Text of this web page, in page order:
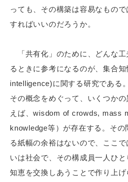
っても、その構築は容易なもの
すればいいのだろうか。
「共有化」のために、どんな工
るときに参考になるのが、集合
intelligence)に関する研究である
その概念をめぐって、いくつか
えば、wisdom of crowds, mass
knowledge等）が存在する。その
る紙幅の余裕はないので、ここ
いは社会で、その構成員一人ひ
知恵を交換しあうことで作り上